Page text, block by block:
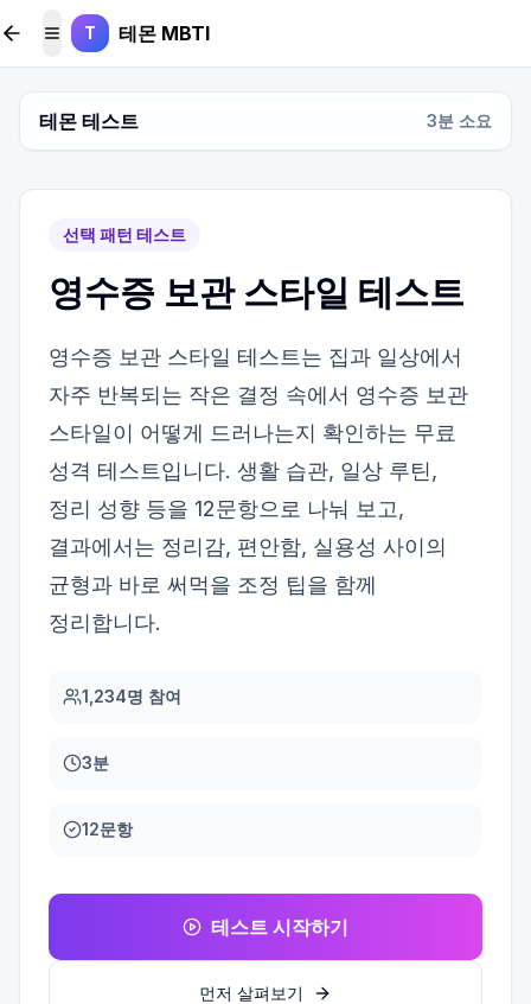
본문 바로가기
메뉴 토글
T 테몬 MBTI
테몬 테스트 3분 소요
선택 패턴 테스트
영수증 보관 스타일 테스트
영수증 보관 스타일 테스트는 집과 일상에서
자주 반복되는 작은 결정 속에서 영수증 보관
스타일이 어떻게 드러나는지 확인하는 무료
성격 테스트입니다. 생활 습관, 일상 루틴,
정리 성향 등을 12문항으로 나눠 보고,
결과에서는 정리감, 편안함, 실용성 사이의
균형과 바로 써먹을 조정 팁을 함께
정리합니다.
1,234명 참여
3분
12문항
테스트 시작하기
먼저 살펴보기